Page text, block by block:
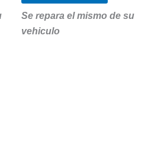
Se repara el mismo de su
vehiculo